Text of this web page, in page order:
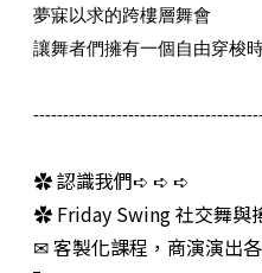
夢寐以求的跨樓層舞會
讓舞者們擁有一個自由穿梭
✿ 認識我們➪ ➪ ➪
✿ Friday Swing 社交舞與
✉ 客製化課程，商演演出